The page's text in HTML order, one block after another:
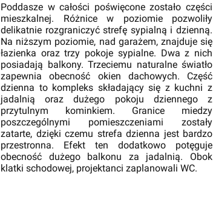
Poddasze w całości poświęcone zostało części
mieszkalnej. Różnice w poziomie pozwoliły
delikatnie rozgraniczyć strefę sypialną i dzienną.
Na niższym poziomie, nad garażem, znajduje się
łazienka oraz trzy pokoje sypialne. Dwa z nich
posiadają balkony. Trzeciemu naturalne światło
zapewnia obecność okien dachowych. Część
dzienna to kompleks składający się z kuchni z
jadalnią oraz dużego pokoju dziennego z
przytulnym kominkiem. Granice miedzy
poszczególnymi pomieszczeniami zostały
zatarte, dzięki czemu strefa dzienna jest bardzo
przestronna. Efekt ten dodatkowo potęguje
obecność dużego balkonu za jadalnią. Obok
klatki schodowej, projektanci zaplanowali WC.